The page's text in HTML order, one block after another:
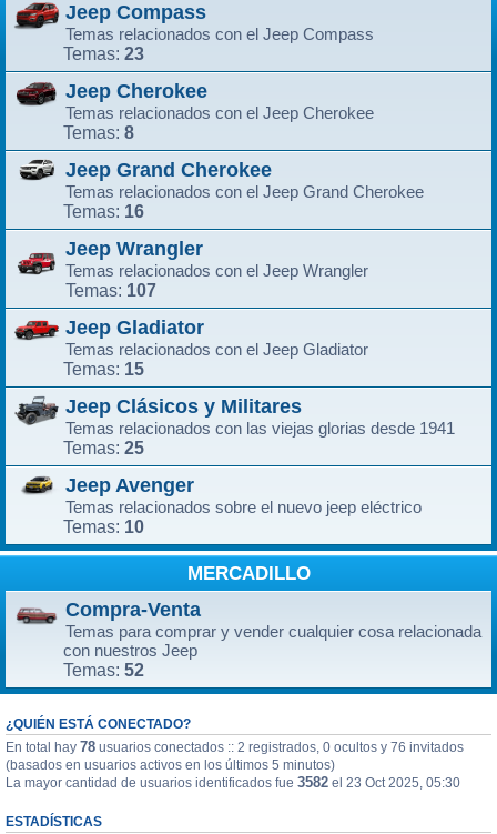
Jeep Compass
Temas relacionados con el Jeep Compass
Temas: 23
Jeep Cherokee
Temas relacionados con el Jeep Cherokee
Temas: 8
Jeep Grand Cherokee
Temas relacionados con el Jeep Grand Cherokee
Temas: 16
Jeep Wrangler
Temas relacionados con el Jeep Wrangler
Temas: 107
Jeep Gladiator
Temas relacionados con el Jeep Gladiator
Temas: 15
Jeep Clásicos y Militares
Temas relacionados con las viejas glorias desde 1941
Temas: 25
Jeep Avenger
Temas relacionados sobre el nuevo jeep eléctrico
Temas: 10
MERCADILLO
Compra-Venta
Temas para comprar y vender cualquier cosa relacionada
con nuestros Jeep
Temas: 52
¿QUIÉN ESTÁ CONECTADO?
En total hay 78 usuarios conectados :: 2 registrados, 0 ocultos y 76 invitados
(basados en usuarios activos en los últimos 5 minutos)
La mayor cantidad de usuarios identificados fue 3582 el 23 Oct 2025, 05:30
ESTADÍSTICAS